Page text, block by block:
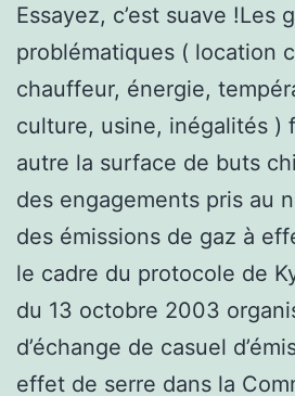
Essayez, c’est suave !Les
problématiques ( location
chauffeur, énergie,
culture, usine, inégalités )
autre la surface de buts
des engagements pris au
des émissions de gaz à
le cadre du protocole de
du 13 octobre 2003
d’échange de casuel
effet de serre dans la